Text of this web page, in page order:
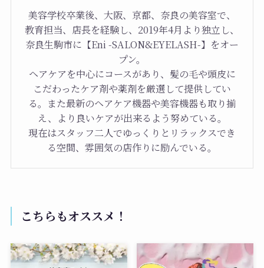
美容学校卒業後、大阪、京都、奈良の美容室で、
教育担当、店長を経験し、2019年4月より独立し、
奈良生駒市に【Eni -SALON&EYELASH-】をオー
プン。
ヘアケアを中心にコースがあり、髪の毛や頭皮に
こだわったケア剤や薬剤を厳選して提供してい
る。また最新のヘアケア機器や美容機器も取り揃
え、より良いケアが出来るよう努めている。
現在はスタッフ二人でゆっくりとリラックスでき
る空間、雰囲気の店作りに励んでいる。
こちらもオススメ！